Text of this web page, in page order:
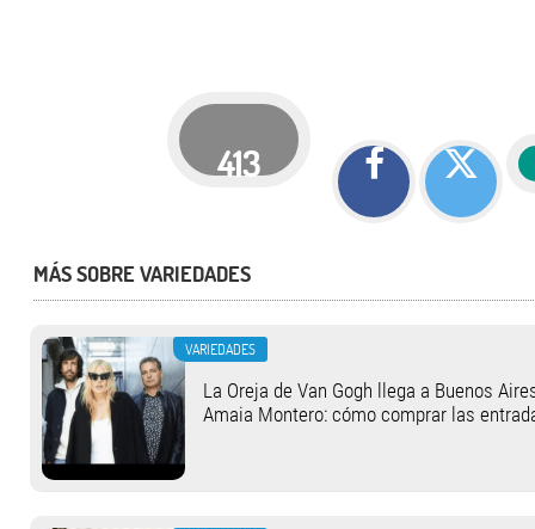
413
MÁS SOBRE VARIEDADES
VARIEDADES
La Oreja de Van Gogh llega a Buenos
Amaia Montero: cómo comprar las